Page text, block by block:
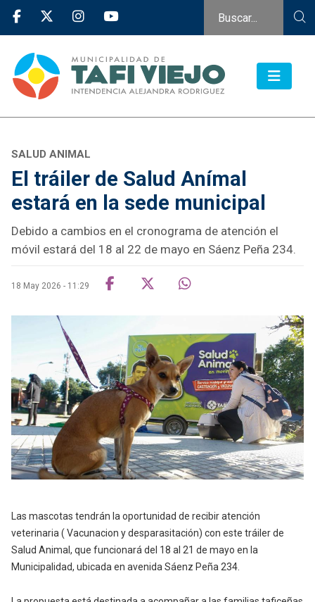
SALUD ANIMAL
El tráiler de Salud Anímal
estará en la sede municipal
Debido a cambios en el cronograma de atención el
móvil estará del 18 al 22 de mayo en Sáenz Peña 234.
18 May 2026 - 11:29
Las mascotas tendrán la oportunidad de recibir atención
veterinaria ( Vacunacion y desparasitación) con este tráiler de
Salud Animal, que funcionará del 18 al 21 de mayo en la
Municipalidad, ubicada en avenida Sáenz Peña 234.